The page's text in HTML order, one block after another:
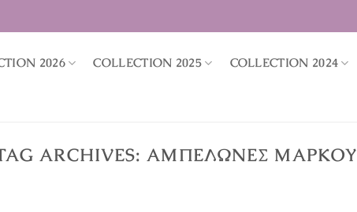
2026 COLLECTION 2025 COLLECTION 2024
ARCHIVES:ΑΜΠΕΛΏΝΕΣ ΜΆΡΚΟΥ